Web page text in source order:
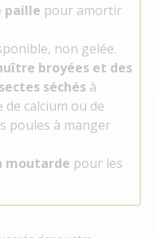
paille pour amortir
non gelée.
broyées et des
séchés à
calcium ou de
poules à manger
moutarde pour les